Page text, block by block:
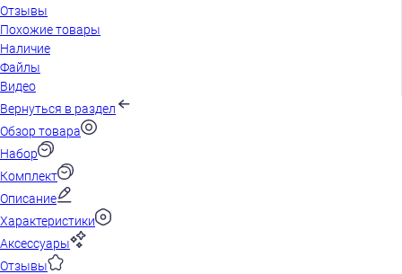
Отзывы
Похожие товары
Наличие
Файлы
Видео
Вернуться в раздел
Обзор товара
Набор
Комплект
Описание
Характеристики
Аксессуары
Отзывы